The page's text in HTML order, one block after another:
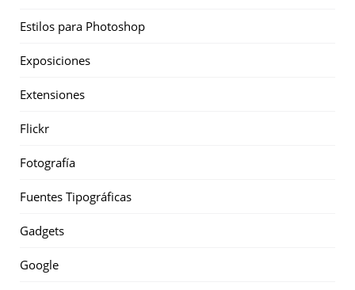
Estilos para Photoshop
Exposiciones
Extensiones
Flickr
Fotografía
Fuentes Tipográficas
Gadgets
Google